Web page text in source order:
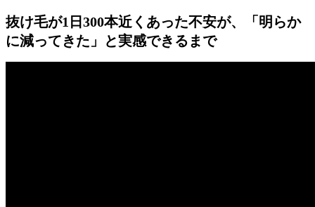
抜け毛が1日300本近くあった不安が、「明らか
に減ってきた」と実感できるまで